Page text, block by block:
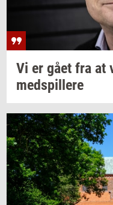
Vi er gået fra at
med­spil­le­re